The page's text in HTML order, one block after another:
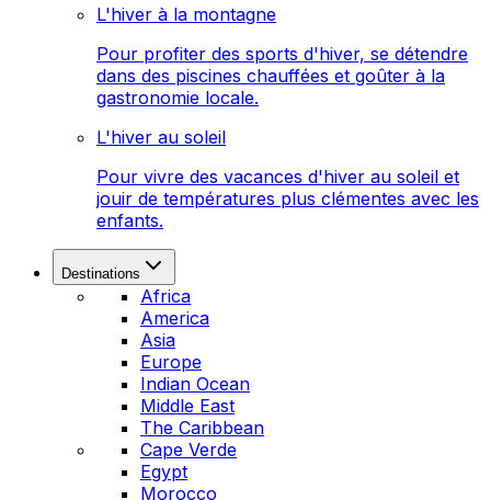
L'hiver à la montagne
Pour profiter des sports d'hiver, se détendre
dans des piscines chauffées et goûter à la
gastronomie locale.
L'hiver au soleil
Pour vivre des vacances d'hiver au soleil et
jouir de températures plus clémentes avec les
enfants.
Destinations
Africa
America
Asia
Europe
Indian Ocean
Middle East
The Caribbean
Cape Verde
Egypt
Morocco